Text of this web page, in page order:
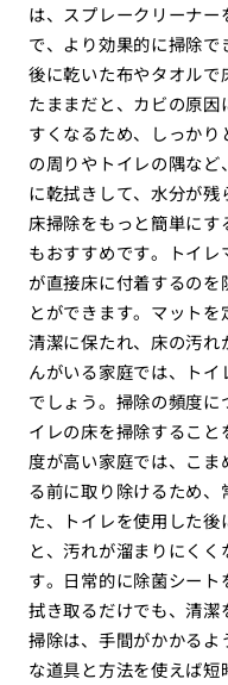
は、スプレークリーナ
で、より効果的に掃除
後に乾いた布やタオル
たままだと、カビの原
すくなるため、しっか
の周りやトイレの隅な
に乾拭きして、水分が
床掃除をもっと簡単に
もおすすめです。トイ
が直接床に付着するの
とができます。マット
清潔に保たれ、床の汚
んがいる家庭では、ト
でしょう。掃除の頻度
イレの床を掃除するこ
度が高い家庭では、こ
る前に取り除けるため
た、トイレを使用した
と、汚れが溜まりにく
す。日常的に除菌シー
拭き取るだけでも、清
掃除は、手間がかかる
な道具と方法を使えば